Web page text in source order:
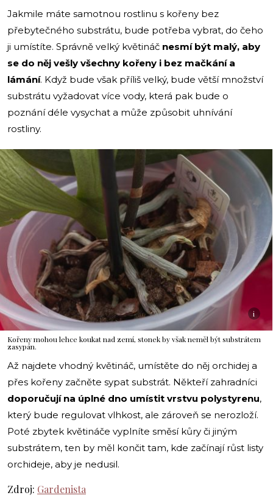
Jakmile máte samotnou rostlinu s kořeny bez
přebytečného substrátu, bude potřeba vybrat, do čeho
ji umístíte. Správně velký květináč nesmí být malý, aby
se do něj vešly všechny kořeny i bez mačkání a
lámání. Když bude však příliš velký, bude větší množství
substrátu vyžadovat více vody, která pak bude o
poznání déle vysychat a může způsobit uhnívání
rostliny.
i
Kořeny mohou lehce koukat nad zemí, stonek by však neměl být substrátem
zasypán.
Až najdete vhodný květináč, umístěte do něj orchidej a
přes kořeny začněte sypat substrát. Někteří zahradníci
doporučují na úplné dno umístit vrstvu polystyrenu,
který bude regulovat vlhkost, ale zároveň se nerozloží.
Poté zbytek květináče vyplníte směsí kůry či jiným
substrátem, ten by měl končit tam, kde začínají růst listy
orchideje, aby je nedusil.
Zdroj: Gardenista